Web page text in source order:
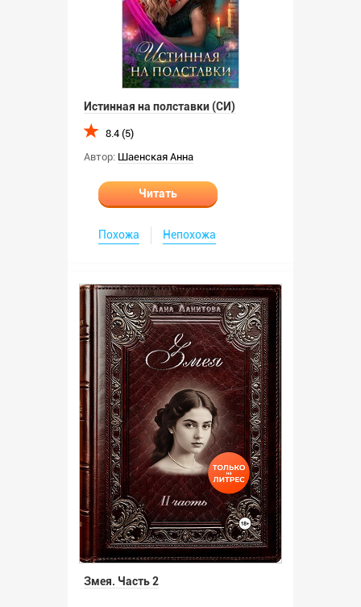
Истинная на полставки (СИ)
8.4 (5)
Автор: Шаенская Анна
Читать
Похожа Непохожа
Змея. Часть 2